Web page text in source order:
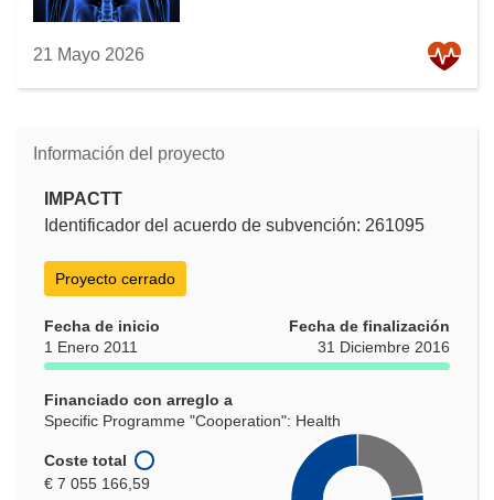
21 Mayo 2026
Información del proyecto
IMPACTT
Identificador del acuerdo de subvención: 261095
Proyecto cerrado
Fecha de inicio
1 Enero 2011
Fecha de finalización
31 Diciembre 2016
Financiado con arreglo a
Specific Programme "Cooperation": Health
Coste total
€ 7 055 166,59